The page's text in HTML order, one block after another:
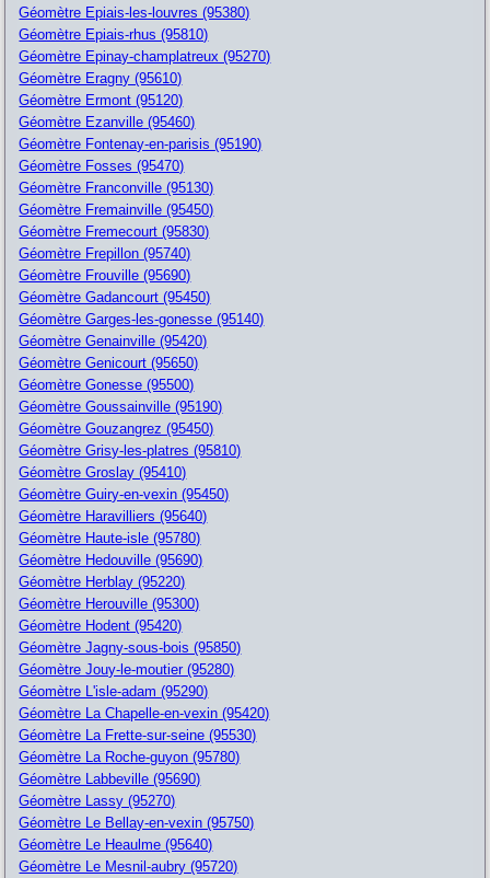
Géomètre Epiais-les-louvres (95380)
Géomètre Epiais-rhus (95810)
Géomètre Epinay-champlatreux (95270)
Géomètre Eragny (95610)
Géomètre Ermont (95120)
Géomètre Ezanville (95460)
Géomètre Fontenay-en-parisis (95190)
Géomètre Fosses (95470)
Géomètre Franconville (95130)
Géomètre Fremainville (95450)
Géomètre Fremecourt (95830)
Géomètre Frepillon (95740)
Géomètre Frouville (95690)
Géomètre Gadancourt (95450)
Géomètre Garges-les-gonesse (95140)
Géomètre Genainville (95420)
Géomètre Genicourt (95650)
Géomètre Gonesse (95500)
Géomètre Goussainville (95190)
Géomètre Gouzangrez (95450)
Géomètre Grisy-les-platres (95810)
Géomètre Groslay (95410)
Géomètre Guiry-en-vexin (95450)
Géomètre Haravilliers (95640)
Géomètre Haute-isle (95780)
Géomètre Hedouville (95690)
Géomètre Herblay (95220)
Géomètre Herouville (95300)
Géomètre Hodent (95420)
Géomètre Jagny-sous-bois (95850)
Géomètre Jouy-le-moutier (95280)
Géomètre L'isle-adam (95290)
Géomètre La Chapelle-en-vexin (95420)
Géomètre La Frette-sur-seine (95530)
Géomètre La Roche-guyon (95780)
Géomètre Labbeville (95690)
Géomètre Lassy (95270)
Géomètre Le Bellay-en-vexin (95750)
Géomètre Le Heaulme (95640)
Géomètre Le Mesnil-aubry (95720)